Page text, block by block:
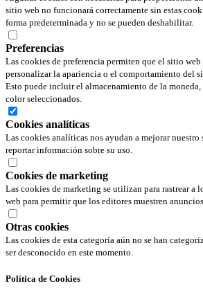
sitio web no funcionará correctamente sin estas
forma predeterminada y no se pueden deshabilitar.
Preferencias
Las cookies de preferencia permiten que el sitio
personalizar la apariencia o el comportamiento del
Esto puede incluir el almacenamiento de la
color seleccionados.
Cookies analíticas
Las cookies analíticas nos ayudan a mejorar
reportar información sobre su uso.
Cookies de marketing
Las cookies de marketing se utilizan para rastrear a
web para permitir que los editores muestren
Otras cookies
Las cookies de esta categoría aún no se han
ser desconocido en este momento.
Política de Cookies